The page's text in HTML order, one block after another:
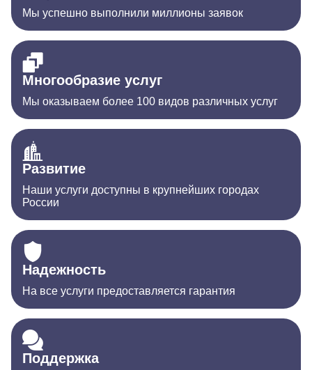
Мы успешно выполнили миллионы заявок
Многообразие услуг
Мы оказываем более 100 видов различных услуг
Развитие
Наши услуги доступны в крупнейших городах
России
Надежность
На все услуги предоставляется гарантия
Поддержка